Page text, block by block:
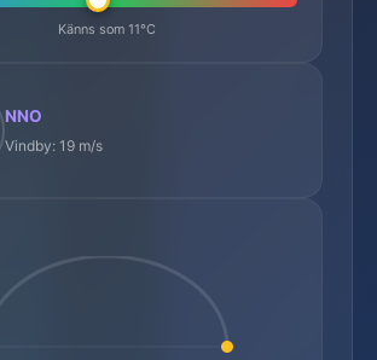
Känns som 11°C
NNO
Vindby: 19 m/s